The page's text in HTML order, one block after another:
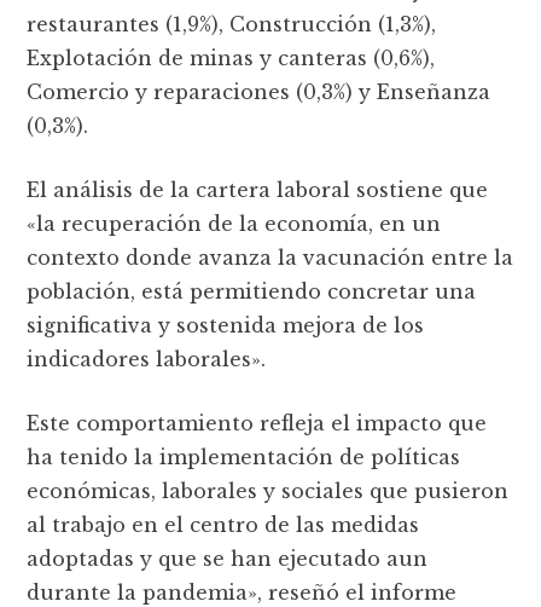
restaurantes (1,9%), Construcción (1,3%),
Explotación de minas y canteras (0,6%),
Comercio y reparaciones (0,3%) y Enseñanza
(0,3%).
El análisis de la cartera laboral sostiene que
«la recuperación de la economía, en un
contexto donde avanza la vacunación entre la
población, está permitiendo concretar una
significativa y sostenida mejora de los
indicadores laborales».
Este comportamiento refleja el impacto que
ha tenido la implementación de políticas
económicas, laborales y sociales que pusieron
al trabajo en el centro de las medidas
adoptadas y que se han ejecutado aun
durante la pandemia», reseñó el informe